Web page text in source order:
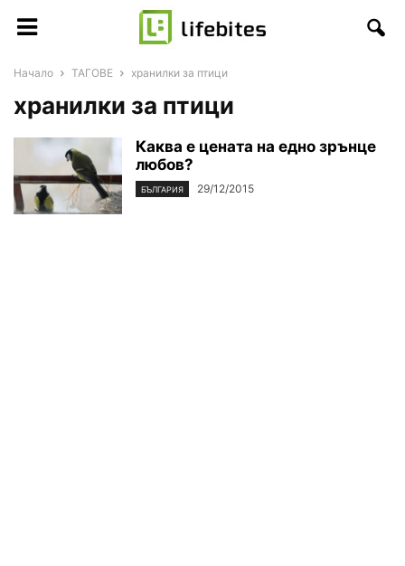
Начало ТАГОВЕ хранилки за птици
хранилки за птици
Каква е цената на едно зрънце
любов?
БЪЛГАРИЯ 29/12/2015